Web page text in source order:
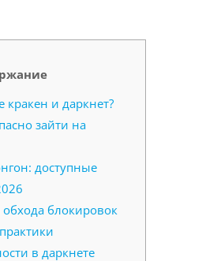
кракен и даркнет?
зайти на
доступные
блокировок
в даркнете